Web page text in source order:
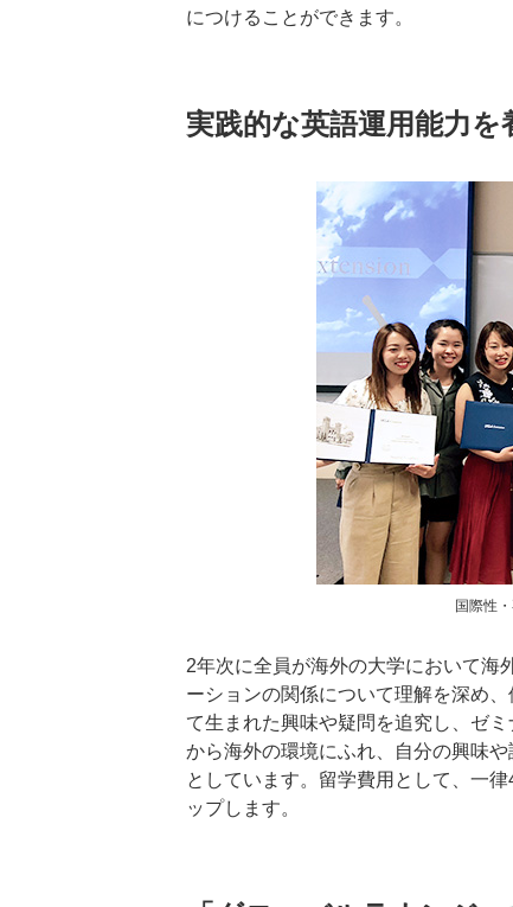
につけることができます。
実践的な英語運用能力を
国際性
2年次に全員が海外の大学において海
ーションの関係について理解を深め
て生まれた興味や疑問を追究し、ゼ
から海外の環境にふれ、自分の興味
としています。留学費用として、一
ップします。